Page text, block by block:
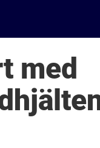
med